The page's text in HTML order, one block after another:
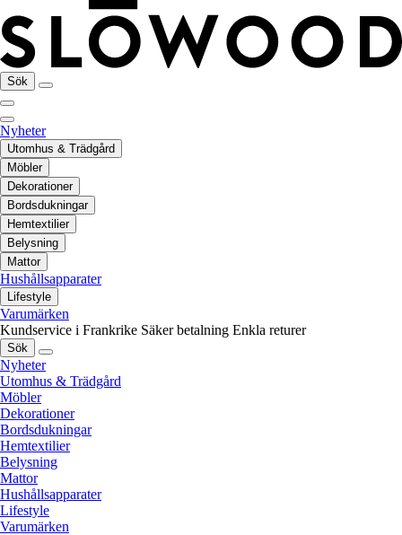
Sök
Nyheter
Utomhus & Trädgård
Möbler
Dekorationer
Bordsdukningar
Hemtextilier
Belysning
Mattor
Hushållsapparater
Lifestyle
Varumärken
Kundservice i Frankrike Säker betalning Enkla returer
Sök
Nyheter
Utomhus & Trädgård
Möbler
Dekorationer
Bordsdukningar
Hemtextilier
Belysning
Mattor
Hushållsapparater
Lifestyle
Varumärken